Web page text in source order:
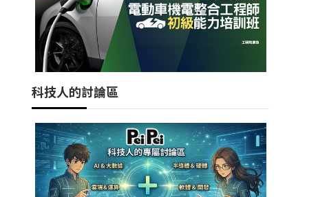
科技人的討論區